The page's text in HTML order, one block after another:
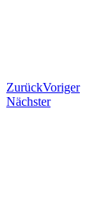
ZurückVoriger
Nächster